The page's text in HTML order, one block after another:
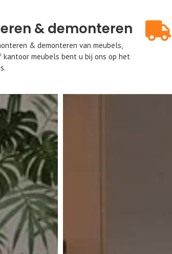
& demonteren
& demonteren van meubels,
kantoor meubels bent u bij ons op het